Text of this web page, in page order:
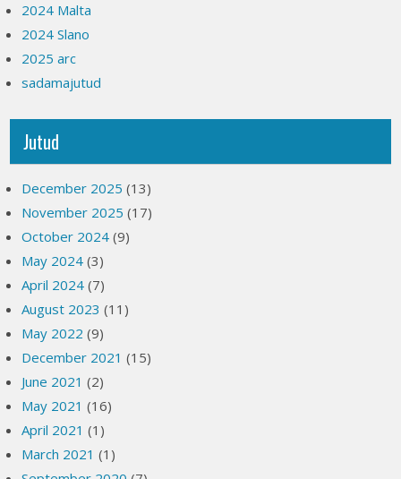
2024 Malta
2024 Slano
2025 arc
sadamajutud
Jutud
December 2025 (13)
November 2025 (17)
October 2024 (9)
May 2024 (3)
April 2024 (7)
August 2023 (11)
May 2022 (9)
December 2021 (15)
June 2021 (2)
May 2021 (16)
April 2021 (1)
March 2021 (1)